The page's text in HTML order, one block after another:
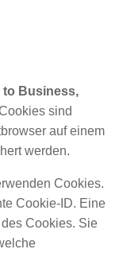
to Business,
sind
auf einem
werden.
Cookies.
Cookie-ID. Eine
Cookies. Sie